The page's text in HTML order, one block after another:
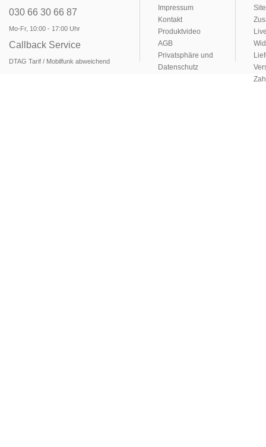
030 66 30 66 87
Mo-Fr, 10:00 - 17:00 Uhr
Callback Service
DTAG Tarif / Mobilfunk abweichend
Impressum
Kontakt
Produktvideo
AGB
Privatsphäre und
Datenschutz